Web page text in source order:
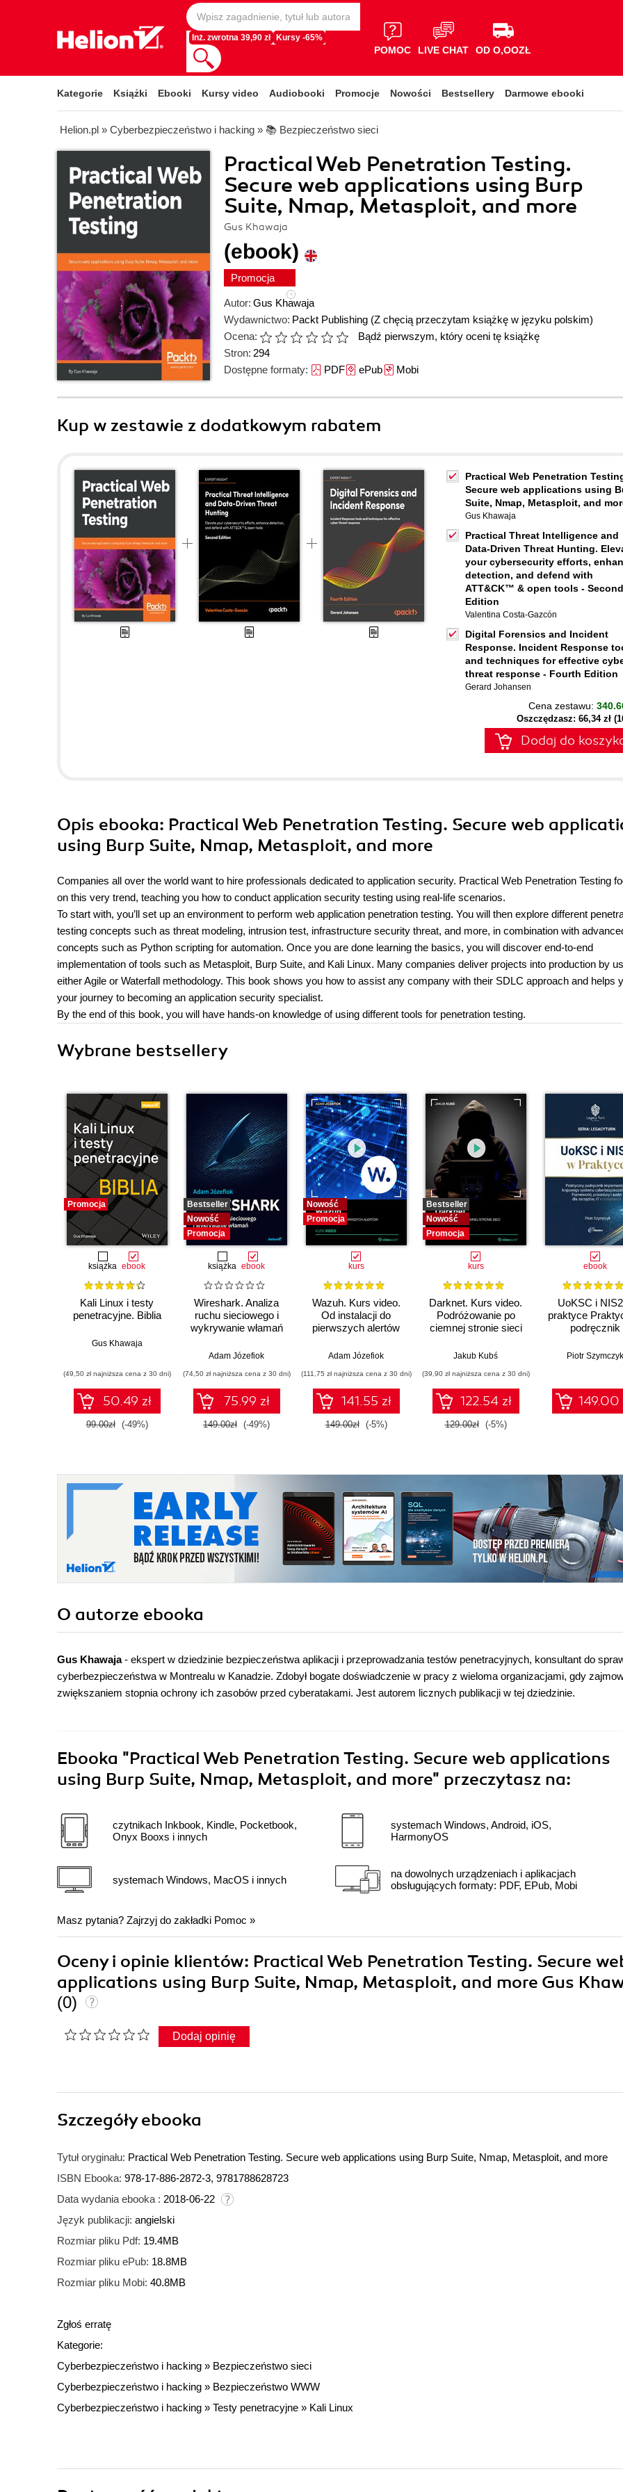
Inż. zwrotna 39,90 zł Kursy -65%
POMOC LIVE CHAT OD O,OOZŁ
Kategorie Książki Ebooki Kursy video Audiobooki Promocje Nowości Bestsellery Darmowe ebooki
Helion.pl » Cyberbezpieczeństwo i hacking » 📚 Bezpieczeństwo sieci
Practical Web Penetration Testing.
Secure web applications using Burp
Suite, Nmap, Metasploit, and more
Gus Khawaja
(ebook)
Promocja
Autor: Gus Khawaja
Wydawnictwo: Packt Publishing (Z chęcią przeczytam książkę w języku polskim)
Ocena:
Bądź pierwszym, który oceni tę książkę
Stron: 294
Dostępne formaty: PDFePubMobi
Kup w zestawie z dodatkowym rabatem
Practical Web Penetration
Secure web applications using
Suite, Nmap, Metasploit, and
Gus Khawaja
Practical Threat Intelligence and
Data-Driven Threat Hunting.
your cybersecurity efforts,
detection, and defend with
ATT&CK™ & open tools - Second
Edition
Valentina Costa-Gazcón
Digital Forensics and Incident
Response. Incident Response
and techniques for effective
threat response - Fourth Edition
Gerard Johansen
Cena zestawu:
Oszczędzasz: 66,34 zł
Dodaj do
Opis ebooka: Practical Web Penetration Testing. Secure web
using Burp Suite, Nmap, Metasploit, and more
Companies all over the world want to hire professionals dedicated to application security. Practical Web Penetration Testing
on this very trend, teaching you how to conduct application security testing using real-life scenarios.
To start with, you’ll set up an environment to perform web application penetration testing. You will then explore different
testing concepts such as threat modeling, intrusion test, infrastructure security threat, and more, in combination with
concepts such as Python scripting for automation. Once you are done learning the basics, you will discover end-to-end
implementation of tools such as Metasploit, Burp Suite, and Kali Linux. Many companies deliver projects into production by
either Agile or Waterfall methodology. This book shows you how to assist any company with their SDLC approach and helps
your journey to becoming an application security specialist.
By the end of this book, you will have hands-on knowledge of using different tools for penetration testing.
Wybrane bestsellery
Promocja
książka ebook
Kali Linux i testy
penetracyjne. Biblia
Gus Khawaja
(49,50 zł najniższa cena z 30 dni)
50.49 zł
99.00zł (-49%)
Bestseller
Nowość
Promocja
książka ebook
Wireshark. Analiza
ruchu sieciowego i
wykrywanie włamań
Adam Józefiok
(74,50 zł najniższa cena z 30 dni)
75.99 zł
149.00zł (-49%)
Nowość
Promocja
kurs
Wazuh. Kurs video.
Od instalacji do
pierwszych alertów
Adam Józefiok
(111,75 zł najniższa cena z 30 dni)
141.55 zł
149.00zł (-5%)
Bestseller
Nowość
Promocja
kurs
Darknet. Kurs video.
Podróżowanie po
ciemnej stronie sieci
Jakub Kubś
(39,90 zł najniższa cena z 30 dni)
122.54 zł
129.00zł (-5%)
ebook
UoKSC i
praktyce
podręcznik
Krajowego
procedury,
zarządów,
compliance
Piotr Szymczyk
149.00
O autorze ebooka
Gus Khawaja- ekspert w dziedzinie bezpieczeństwa aplikacji i przeprowadzania testów penetracyjnych, konsultant do
cyberbezpieczeństwa w Montrealu w Kanadzie. Zdobył bogate doświadczenie w pracy z wieloma organizacjami, gdy
zwiększaniem stopnia ochrony ich zasobów przed cyberatakami. Jest autorem licznych publikacji w tej dziedzinie.
Ebooka "Practical Web Penetration Testing. Secure web applications
using Burp Suite, Nmap, Metasploit, and more" przeczytasz na:
czytnikach Inkbook, Kindle, Pocketbook,
Onyx Booxs i innych
systemach Windows, MacOS i innych
systemach Windows, Android, iOS,
HarmonyOS
na dowolnych urządzeniach i aplikacjach
obsługujących formaty: PDF, EPub, Mobi
Masz pytania? Zajrzyj do zakładki Pomoc »
Oceny i opinie klientów: Practical Web Penetration Testing. Secure
applications using Burp Suite, Nmap, Metasploit, and more Gus
(0)
Dodaj opinię
Szczegółyebooka
Tytuł oryginału: Practical Web Penetration Testing. Secure web applications using Burp Suite, Nmap, Metasploit, and more
ISBN Ebooka: 978-17-886-2872-3, 9781788628723
Data wydania ebooka : 2018-06-22
Język publikacji: angielski
Rozmiar pliku Pdf: 19.4MB
Rozmiar pliku ePub: 18.8MB
Rozmiar pliku Mobi: 40.8MB
Zgłoś erratę
Kategorie:
Cyberbezpieczeństwo i hacking » Bezpieczeństwo sieci
Cyberbezpieczeństwo i hacking » Bezpieczeństwo WWW
Cyberbezpieczeństwo i hacking » Testy penetracyjne » Kali Linux